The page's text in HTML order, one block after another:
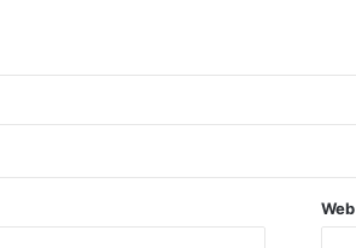
Web